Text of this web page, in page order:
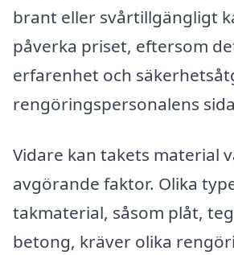
brant eller svårtillgängligt
påverka priset, eftersom
erfarenhet och
rengöringspersonalens
Vidare kan takets material
avgörande faktor. Olika
takmaterial, såsom plåt,
betong, kräver olika